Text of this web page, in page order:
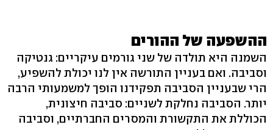
ההשפעה של ההורים
השמנה היא תולדה של שני גורמים עיקריים: גנטיקה
וסביבה. ואם בעניין התורשה אין לנו יכולת להשפיע,
הרי שבעניין הסביבה תפקידנו הופך למשמעותי הרבה
יותר. הסביבה נחלקת לשניים: סביבה חיצונית,
הכוללת את התקשורת והמסרים החברתיים, וסביבה